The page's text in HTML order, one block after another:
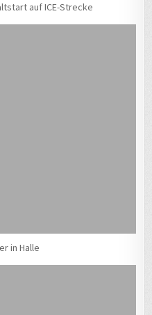
auf ICE-Strecke
in Halle